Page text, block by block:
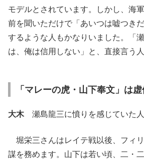
モデルとされています。しかし、海
前を聞いただけで「あいつは嘘つき
するような人もかなりいました。「
は、俺は信用しない」と、直接言う
「マレーの虎・山下奉文」は虚
大木瀬島龍三に憤りを感じていた人
堀栄三さんはレイテ戦以後、フィ
謀を務めます。山下は若い頃、二・